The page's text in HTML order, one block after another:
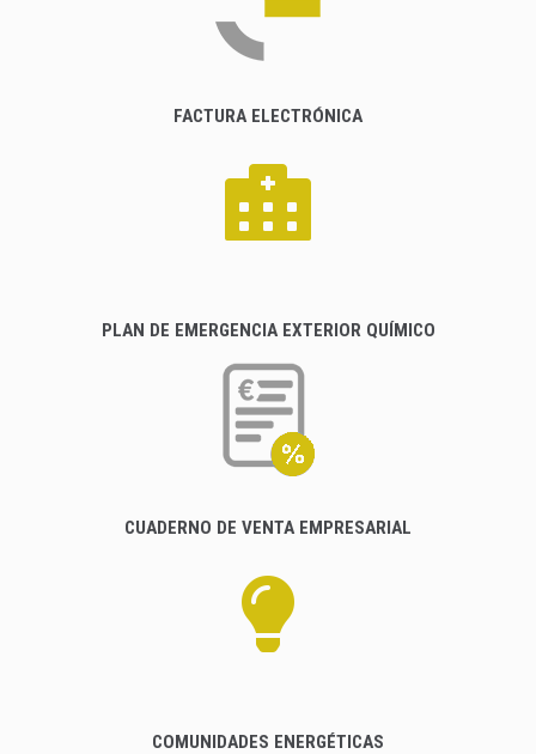
FACTURA ELECTRÓNICA
PLAN DE EMERGENCIA EXTERIOR QUÍMICO
CUADERNO DE VENTA EMPRESARIAL
COMUNIDADES ENERGÉTICAS